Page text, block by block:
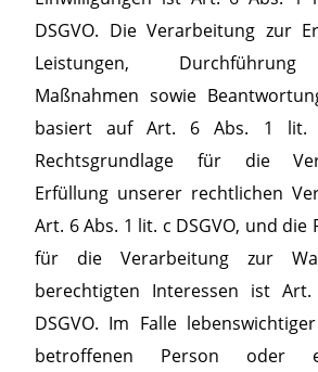
DSGVO. Die Verarbeitung zur
Leistungen,
Maßnahmen sowie
basiert auf Art. 6 Abs. 1 lit.
Rechtsgrundlage für die
Erfüllung unserer rechtlichen
Art. 6 Abs. 1 lit. c DSGVO, und die
für die Verarbeitung zur
berechtigten Interessen ist
DSGVO. Im Falle
betroffenen Person oder